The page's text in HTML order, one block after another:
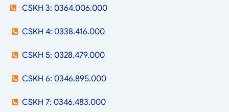
CSKH 3: 0364.006.000
CSKH 4: 0338.416.000
CSKH 5: 0328.479.000
CSKH 6: 0346.895.000
CSKH 7: 0346.483.000